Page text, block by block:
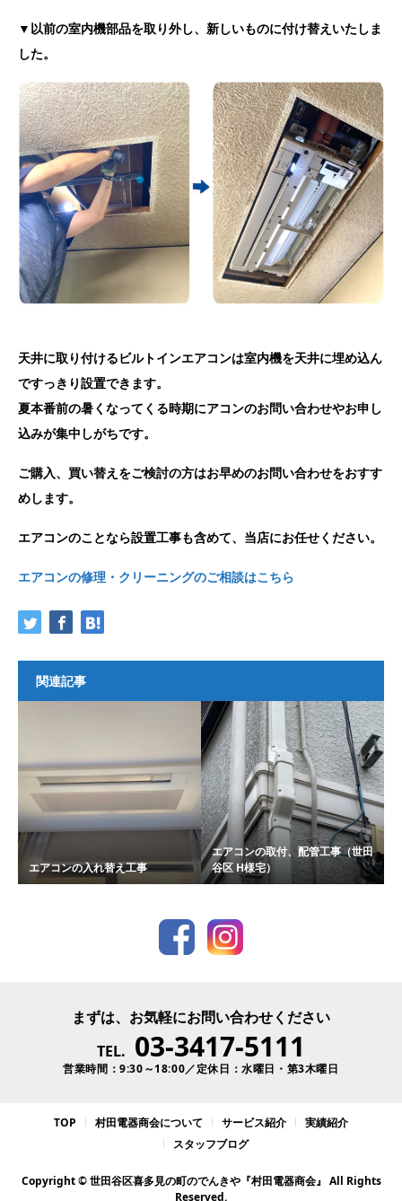
▼以前の室内機部品を取り外し、新しいものに付け替えいたしま
した。
天井に取り付けるビルトインエアコンは室内機を天井に埋め込ん
ですっきり設置できます。
夏本番前の暑くなってくる時期にアコンのお問い合わせやお申し
込みが集中しがちです。
ご購入、買い替えをご検討の方はお早めのお問い合わせをおすす
めします。
エアコンのことなら設置工事も含めて、当店にお任せください。
エアコンの修理・クリーニングのご相談はこちら
関連記事
エアコンの入れ替え工事
エアコンの取付、配管工事（世田
谷区 H様宅）
まずは、お気軽にお問い合わせください
TEL. 03-3417-5111
営業時間：9:30～18:00／定休日：水曜日・第3木曜日
TOP 村田電器商会について サービス紹介
実績紹介
スタッフブログ
Copyright © 世田谷区喜多見の町のでんきや『村田電器商会』 All Rights
Reserved.